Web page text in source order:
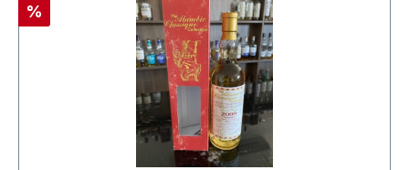
Rabatt
%